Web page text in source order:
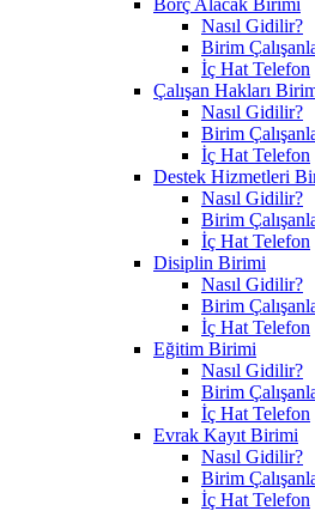
Nasıl Gidilir?
Birim
İç Hat Telefon
Çalışan Hakları
Nasıl Gidilir?
Birim
İç Hat Telefon
Destek Hizmetleri
Nasıl Gidilir?
Birim
İç Hat Telefon
Disiplin Birimi
Nasıl Gidilir?
Birim
İç Hat Telefon
Eğitim Birimi
Nasıl Gidilir?
Birim
İç Hat Telefon
Evrak Kayıt Birimi
Nasıl Gidilir?
Birim
İç Hat Telefon